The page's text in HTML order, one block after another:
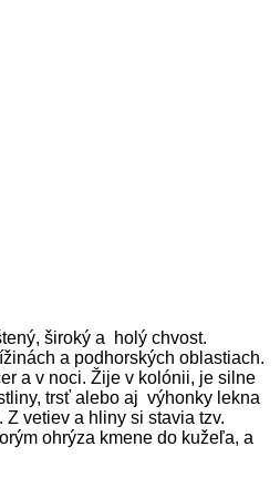
široký a holý chvost.
a podhorských oblastiach.
a v noci. Žije v kolónii, je silne
trsť alebo aj výhonky lekna
vetiev a hliny si stavia tzv.
ohrýza kmene do kužeľa, a